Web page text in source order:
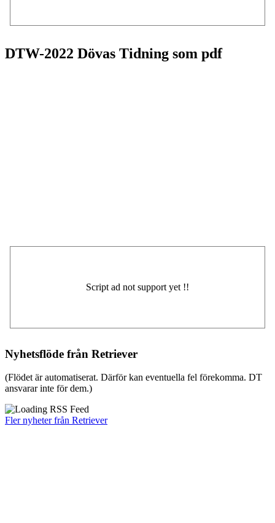
DTW-2022 Dövas Tidning som pdf
Nyhetsflöde från Retriever
(Flödet är automatiserat. Därför kan eventuella fel förekomma. DT
ansvarar inte för dem.)
Fler nyheter från Retriever